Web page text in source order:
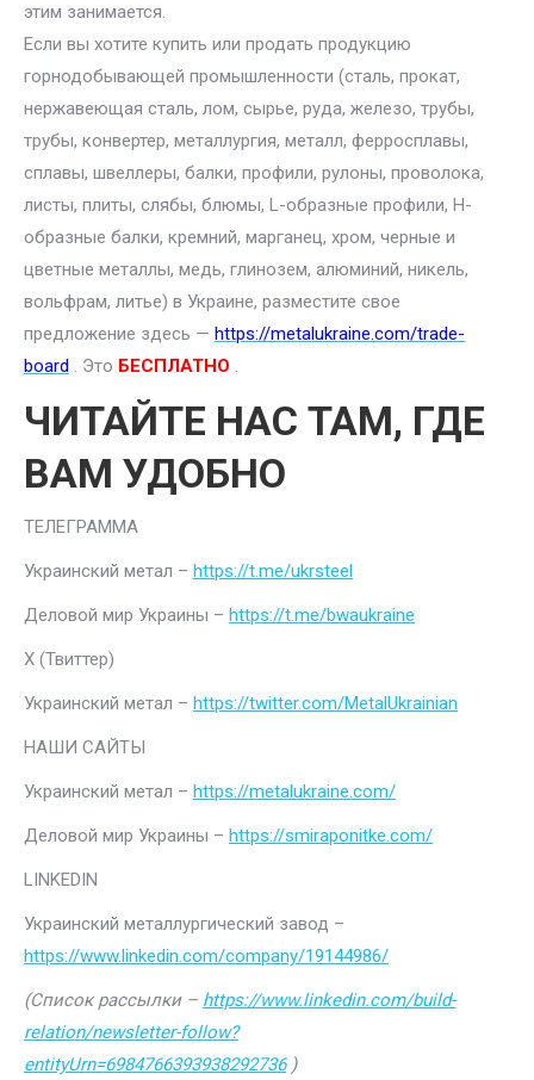
этим занимается.
Если вы хотите купить или продать продукцию
горнодобывающей промышленности (сталь, прокат,
нержавеющая сталь, лом, сырье, руда, железо, трубы,
трубы, конвертер, металлургия, металл, ферросплавы,
сплавы, швеллеры, балки, профили, рулоны, проволока,
листы, плиты, слябы, блюмы, L-образные профили, H-
образные балки, кремний, марганец, хром, черные и
цветные металлы, медь, глинозем, алюминий, никель,
вольфрам, литье) в Украине, разместите свое
предложение здесь — https://metalukraine.com/trade-
board . Это БЕСПЛАТНО .
ЧИТАЙТЕ НАС ТАМ, ГДЕ
ВАМ УДОБНО
ТЕЛЕГРАММА
Украинский метал – https://t.me/ukrsteel
Деловой мир Украины – https://t.me/bwaukraine
Х (Твиттер)
Украинский метал – https://twitter.com/MetalUkrainian
НАШИ САЙТЫ
Украинский метал – https://metalukraine.com/
Деловой мир Украины – https://smiraponitke.com/
LINKEDIN
Украинский металлургический завод –
https://www.linkedin.com/company/19144986/
(Список рассылки – https://www.linkedin.com/build-
relation/newsletter-follow?
entityUrn=6984766393938292736)